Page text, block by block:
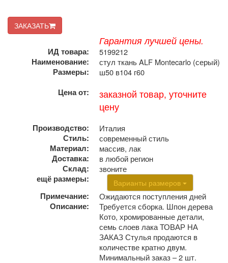
ЗАКАЗАТЬ
Гарантия лучшей цены.
ИД товара:
5199212
Наименование:
стул ткань ALF Montecarlo (серый)
Размеры:
ш50 в104 г60
Цена от:
заказной товар, уточните
цену
Производство:
Италия
Стиль:
современный стиль
Материал:
массив, лак
Доставка:
в любой регион
Склад:
звоните
ещё размеры:
Варианты размеров
Примечание:
Ожидаются поступления дней
Описание:
Требуется сборка. Шпон дерева
Кото, хромированные детали,
семь слоев лака ТОВАР НА
ЗАКАЗ Стулья продаются в
количестве кратно двум.
Минимальный заказ – 2 шт.